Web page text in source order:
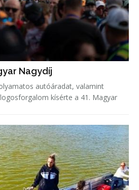
Nagydíj
autóáradat, valamint
kísérte a 41. Magyar